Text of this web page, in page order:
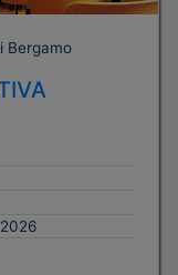
Bergamo